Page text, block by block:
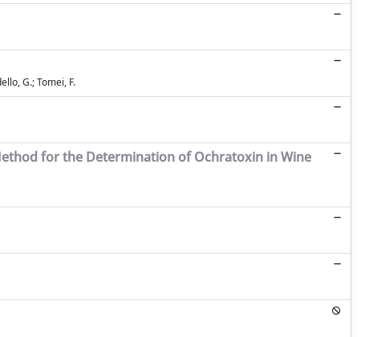
G.; Tomei, F.
for the Determination of Ochratoxin in Wine